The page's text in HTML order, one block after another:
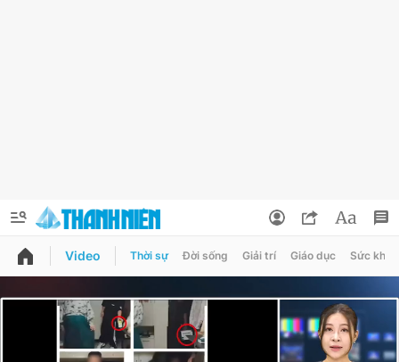
QUẢNG CÁO
Thông tin tài khoản
Video Thời sự Đời sống Giải trí Giáo dục Sức khỏe